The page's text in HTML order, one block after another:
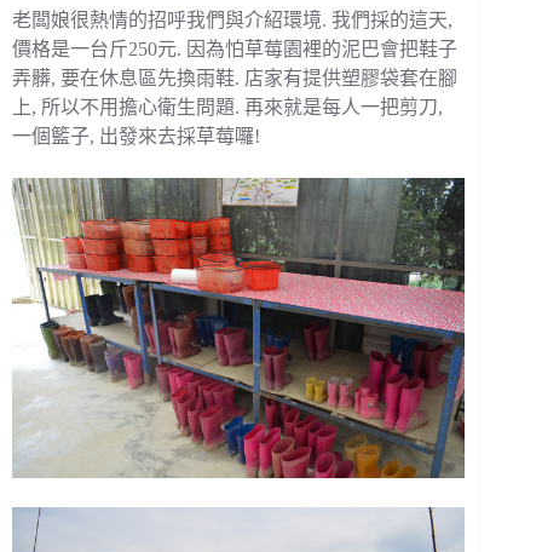
老闆娘很熱情的招呼我們與介紹環境. 我們採的這天,
價格是一台斤250元. 因為怕草莓園裡的泥巴會把鞋子
弄髒, 要在休息區先換雨鞋. 店家有提供塑膠袋套在腳
上, 所以不用擔心衛生問題. 再來就是每人一把剪刀,
一個籃子, 出發來去採草莓囉!